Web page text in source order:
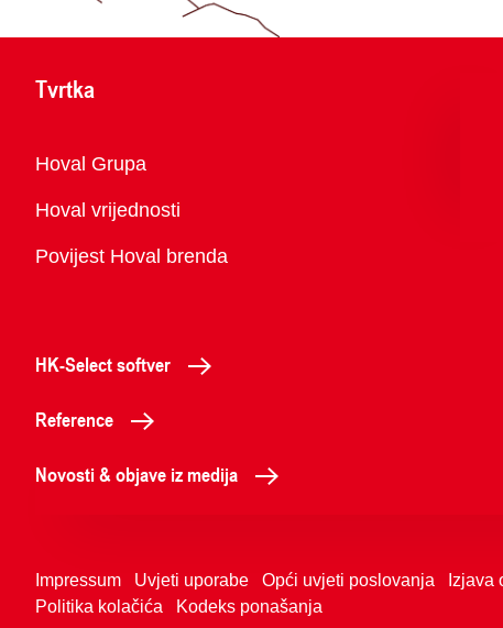
Tvrtka
Pregled
Hoval Grupa
Hoval vrijednosti
Povijest Hoval brenda
HK-Select softver
Reference
Novosti & objave iz medija
Impressum Uvjeti uporabe Opći uvjeti poslovanja
Izjava
Politika kolačića
Kodeks ponašanja